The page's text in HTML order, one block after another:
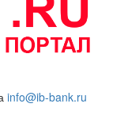
info@ib-bank.ru